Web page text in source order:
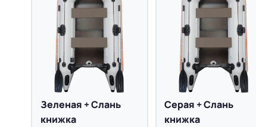
Зеленая + Слань
книжка
Серая + Слань
книжка